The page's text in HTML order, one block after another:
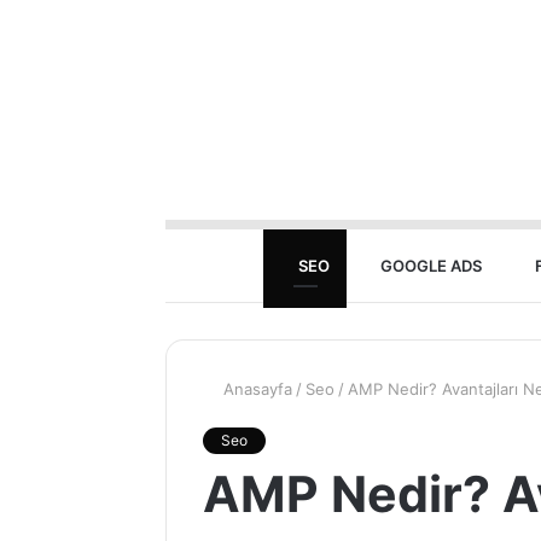
SEO GOOGLE ADS
Anasayfa / Seo / AMP Nedir? Avantajları
Seo
AMP Nedir?